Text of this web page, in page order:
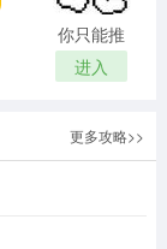
你只能推
搡
进入
更多攻略>>